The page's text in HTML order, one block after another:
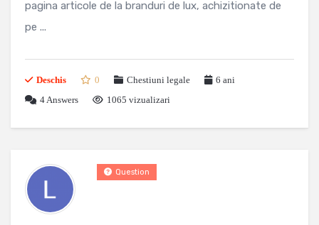
pagina articole de la branduri de lux, achizitionate de
pe ...
Deschis 0 Chestiuni legale
6 ani
4Answers 1065 vizualizari
Question